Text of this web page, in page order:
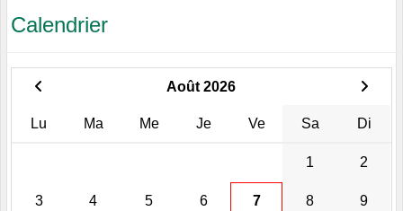
Calendrier
Août 2026
Lu Ma Me Je Ve Sa Di
1 2
3 4 5 6 7 8 9